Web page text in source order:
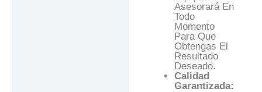
Asesorará En
Todo
Momento
Para Que
Obtengas El
Resultado
Deseado.
Calidad
Garantizada: